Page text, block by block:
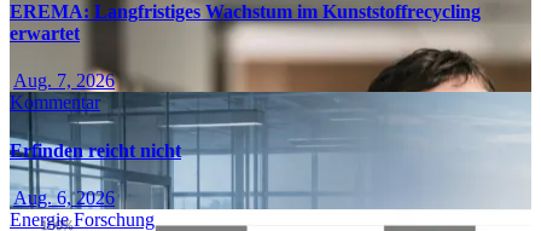
EREMA: Langfristiges Wachstum im Kunststoffrecycling
erwartet
Aug. 7, 2026
Kommentar
Erfinden reicht nicht
Aug. 6, 2026
EnergieForschung